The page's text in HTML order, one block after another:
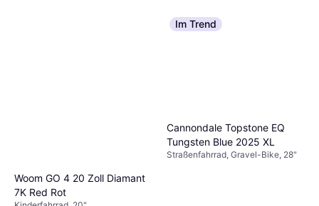
Woom GO 4 20 Zoll Diamant
7K Red Rot
Im Trend
Cannondale Topstone EQ
Tungsten Blue 2025 XL
Straßenfahrrad, Gravel-Bike, 28"